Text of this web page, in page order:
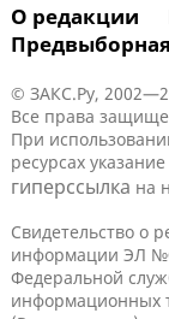
О редакции
© ЗАКС.Ру,
Все права
При
ресурсах
гиперссылка на
Свидетельство о
информации ЭЛ
Федеральной
информационных